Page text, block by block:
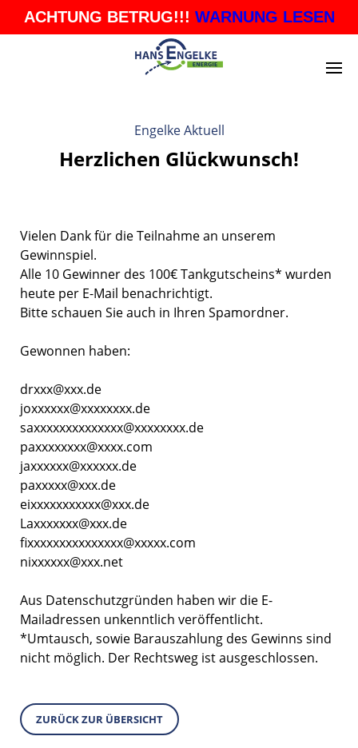
ACHTUNG BETRUG!!! WARNUNG LESEN
Engelke Aktuell
Herzlichen Glückwunsch!
Vielen Dank für die Teilnahme an unserem
Gewinnspiel.
Alle 10 Gewinner des 100€ Tankgutscheins* wurden
heute per E-Mail benachrichtigt.
Bitte schauen Sie auch in Ihren Spamordner.
Gewonnen haben:
drxxx@xxx.de
joxxxxxx@xxxxxxxx.de
saxxxxxxxxxxxxxx@xxxxxxxx.de
paxxxxxxxx@xxxx.com
jaxxxxxx@xxxxxx.de
paxxxxx@xxx.de
eixxxxxxxxxxx@xxx.de
Laxxxxxxx@xxx.de
fixxxxxxxxxxxxxxx@xxxxx.com
nixxxxxx@xxx.net
Aus Datenschutzgründen haben wir die E-
Mailadressen unkenntlich veröffentlicht.
*Umtausch, sowie Barauszahlung des Gewinns sind
nicht möglich. Der Rechtsweg ist ausgeschlossen.
ZURÜCK ZUR ÜBERSICHT